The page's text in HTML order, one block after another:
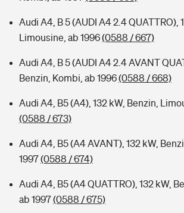
Audi A4, B 5 (AUDI A4 2.4 QUATTRO),
Limousine, ab 1996(0588 / 667)
Audi A4, B 5 (AUDI A4 2.4 AVANT
Benzin, Kombi, ab 1996(0588 / 668)
Audi A4, B5 (A4), 132 kW, Benzin,
(0588 / 673)
Audi A4, B5 (A4 AVANT), 132 kW,
1997(0588 / 674)
Audi A4, B5 (A4 QUATTRO), 132 kW,
ab 1997(0588 / 675)